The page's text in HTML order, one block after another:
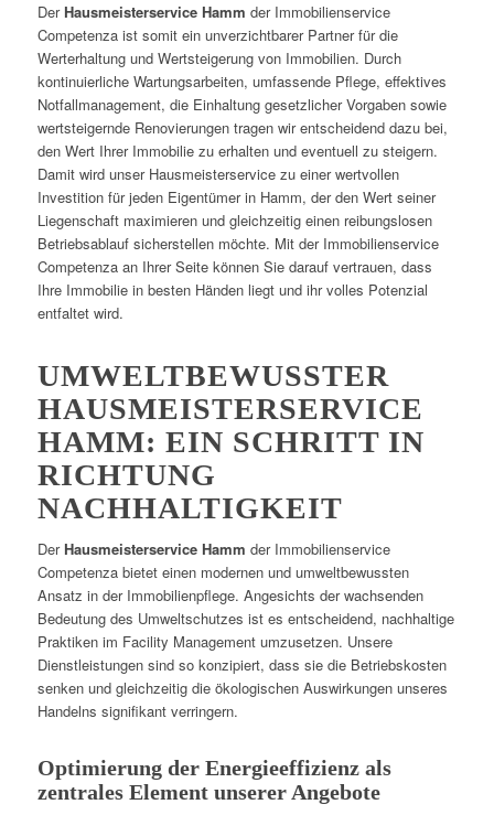
Der Hausmeisterservice Hamm der Immobilienservice
Competenza ist somit ein unverzichtbarer Partner für die
Werterhaltung und Wertsteigerung von Immobilien. Durch
kontinuierliche Wartungsarbeiten, umfassende Pflege, effektives
Notfallmanagement, die Einhaltung gesetzlicher Vorgaben sowie
wertsteigernde Renovierungen tragen wir entscheidend dazu bei,
den Wert Ihrer Immobilie zu erhalten und eventuell zu steigern.
Damit wird unser Hausmeisterservice zu einer wertvollen
Investition für jeden Eigentümer in Hamm, der den Wert seiner
Liegenschaft maximieren und gleichzeitig einen reibungslosen
Betriebsablauf sicherstellen möchte. Mit der Immobilienservice
Competenza an Ihrer Seite können Sie darauf vertrauen, dass
Ihre Immobilie in besten Händen liegt und ihr volles Potenzial
entfaltet wird.
UMWELTBEWUSSTER
HAUSMEISTERSERVICE
HAMM: EIN SCHRITT IN
RICHTUNG
NACHHALTIGKEIT
Der Hausmeisterservice Hamm der Immobilienservice
Competenza bietet einen modernen und umweltbewussten
Ansatz in der Immobilienpflege. Angesichts der wachsenden
Bedeutung des Umweltschutzes ist es entscheidend, nachhaltige
Praktiken im Facility Management umzusetzen. Unsere
Dienstleistungen sind so konzipiert, dass sie die Betriebskosten
senken und gleichzeitig die ökologischen Auswirkungen unseres
Handelns signifikant verringern.
Optimierung der Energieeffizienz als
zentrales Element unserer Angebote